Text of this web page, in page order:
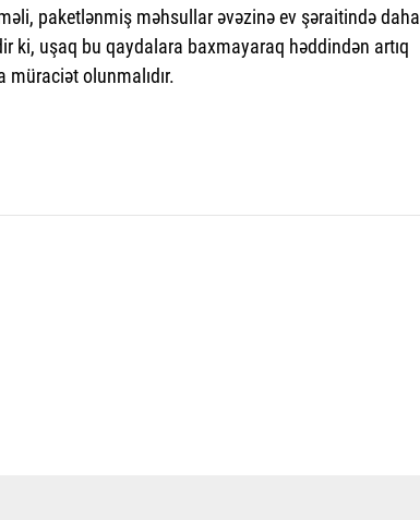
paketlənmiş məhsullar əvəzinə ev şəraitində daha
ki, uşaq bu qaydalara baxmayaraq həddindən artıq
olunmalıdır.